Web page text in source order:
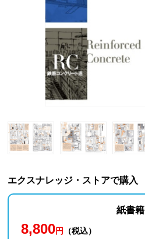
エクスナレッジ・ストアで購入
紙書籍
8,800円 （税込）